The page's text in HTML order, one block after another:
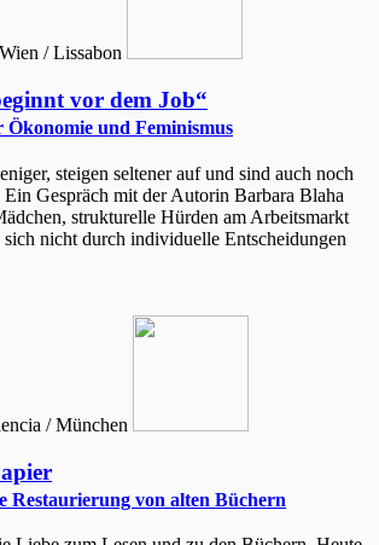
Wien / Lissabon
vor dem Job“
und Feminismus
steigen seltener auf und sind auch noch
Ein Gespräch mit der Autorin Barbara Blaha
strukturelle Hürden am Arbeitsmarkt
sich nicht durch individuelle Entscheidungen
/ München
Restaurierung von alten Büchern